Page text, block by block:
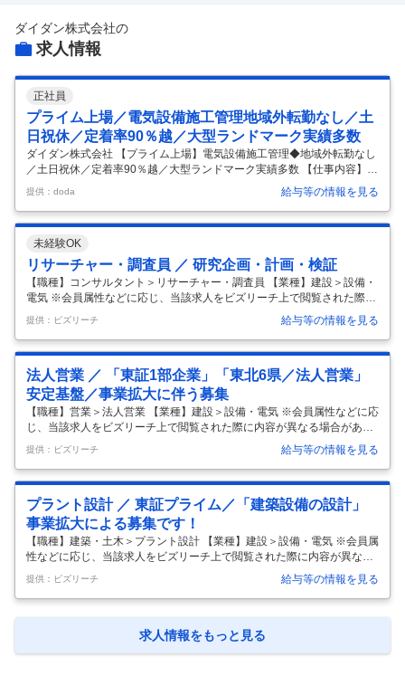
ダイダン株式会社の
求人情報
正社員
プライム上場／電気設備施工管理地域外転勤なし／土
日祝休／定着率90％越／大型ランドマーク実績多数
ダイダン株式会社 【プライム上場】電気設備施工管理◆地域外転勤なし
／土日祝休／定着率90％越／大型ランドマーク実績多数 【仕事内容】
【プライム上場】電気設備施工管理◆地域外転勤なし／土日祝休／定着
率90％越／大型ランドマーク実績多数 【具体的な仕事内容】 ◇有資格
者歓迎◎土日祝休×地域外出張・転勤なし／恵比寿ガーデンプレイスや
羽田空港など“誰もが知る建物の施工実績／平均勤続17年以上・定着率9
0％超／創業120年・東証プライムの安定基盤◇ ■業務概要： 病院・オフ
ィスビル・工場／プラントなど、建物の電気設備施工管理を担当。 工
程・安全・品質・コスト管理、協力会社との調整、試運転まで一連の業
務…
提供：doda 給与等の情報を見る
未経験OK
リサーチャー・調査員 ／ 研究企画・計画・検証
【職種】コンサルタント＞リサーチャー・調査員 【業種】建設＞設備・
電気 ※会員属性などに応じ、当該求人をビズリーチ上で閲覧された際に
内容が異なる場合があります ・建築設備に関わる研究開発部門です．こ
れからの建築設備に必要な技術を模索し，研究すべきテーマを立案・企
画して，研究を計画・検証する職種です． ・例えば，オフィスビルや工
場，病院という施設向けの省エネで快適な設備や，感染拡大を起こしに
くい空調換気システムなどをどのように実現していくかなど…
提供：ビズリーチ 給与等の情報を見る
法人営業 ／ 「東証1部企業」「東北6県／法人営業」
安定基盤／事業拡大に伴う募集
【職種】営業＞法人営業 【業種】建設＞設備・電気 ※会員属性などに応
じ、当該求人をビズリーチ上で閲覧された際に内容が異なる場合があり
ます 【会社概要】 当社は、1903年（明治36年）の創業から、「光と空
気と水のちからで、より良い地球環境と社会の発展に貢献する」という
理念の下、電気・空調・給排水衛生の技術で建物にいのちを吹き込んで
きました。 これからも、社会や環境の変化に合わせながら建物を利用す
る人々に安全・安心・快適を届けていきます。 【業務内容】 ・法人営業
【業務詳細】 ・電気・空調・衛生設備工事の施主やゼネコン等への営業
※ご経験に応じてお任せする内容を決定いたしますので詳しくは面談/…
提供：ビズリーチ 給与等の情報を見る
プラント設計 ／ 東証プライム／「建築設備の設計」
事業拡大による募集です！
【職種】建築・土木＞プラント設計 【業種】建設＞設備・電気 ※会員属
性などに応じ、当該求人をビズリーチ上で閲覧された際に内容が異なる
場合があります 【会社概要】 1903年（明治36年）の創業から、「光と
空気と水のちからで、より良い地球環境と社会の発展に貢献する」とい
う理念の下、電気・空調・給排水衛生の技術で建物にいのちを吹き込ん
できました。 これからも、社会や環境の変化に合わせながら建物を利用
する人々に安全・安心・快適を届けていきます。 【業務内容】 建築設備
提供：ビズリーチ 給与等の情報を見る
求人情報をもっと見る